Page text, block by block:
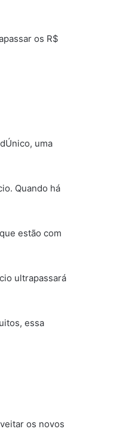
os R$
uma
Quando há
estão com
ultrapassará
essa
os novos